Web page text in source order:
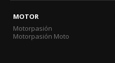
MOTOR
Motorpasión
Motorpasión Moto